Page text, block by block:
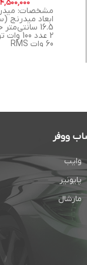
4,500,000
ابعاد میدرنج
16.5
2 عدد
60 وات RMS
ووفر
وایب
پایونیر
مارشال